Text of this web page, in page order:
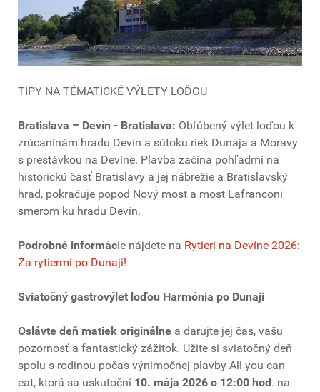
TIPY NA TÉMATICKÉ VÝLETY LOĎOU
Bratislava – Devín - Bratislava: Obľúbený výlet loďou k
zrúcaninám hradu Devín a sútoku riek Dunaja a Moravy
s prestávkou na Devíne. Plavba začína pohľadmi na
historickú časť Bratislavy a jej nábrežie a Bratislavský
hrad, pokračuje popod Nový most a most Lafranconi
smerom ku hradu Devín.
Podrobné informácie nájdete na Rytieri na Devíne 2026:
Za rytiermi po Dunaji!
Sviatočný gastrovýlet loďou Harmónia po Dunaji
Oslávte deň matiek originálne a darujte jej čas, vašu
pozornosť a fantastický zážitok. Užite si sviatočný deň
spolu s rodinou počas výnimočnej plavby All you can
eat, ktorá sa uskutoční 10. mája 2026 o 12:00 hod . na